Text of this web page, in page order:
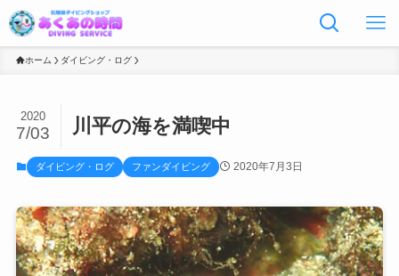
ホーム ダイビング・ログ
川平の海を満喫中
2020
7/03
ダイビング・ログ ファンダイビング 2020年7月3日